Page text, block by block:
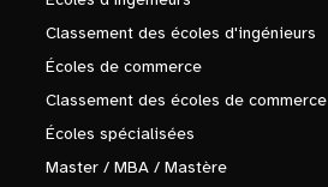
Classement des écoles d'ingénieurs
Écoles de commerce
Classement des écoles de commerce
Écoles spécialisées
Master / MBA / Mastère